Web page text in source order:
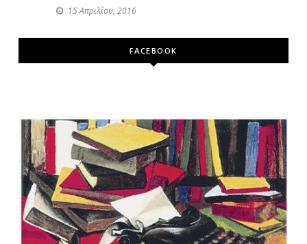
15 Απριλίου, 2016
FACEBOOK